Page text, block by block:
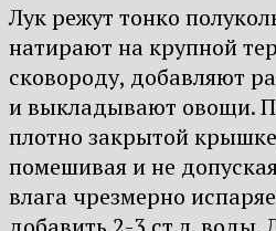
Лук режут тонко
натирают на крупной
сковороду, добавляют
и выкладывают овощи.
плотно закрытой
помешивая и не
влага чрезмерно